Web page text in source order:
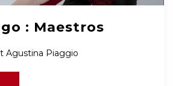
: Maestros
Agustina Piaggio